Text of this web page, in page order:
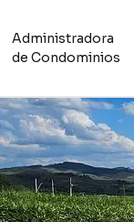
Administradora
de Condominios